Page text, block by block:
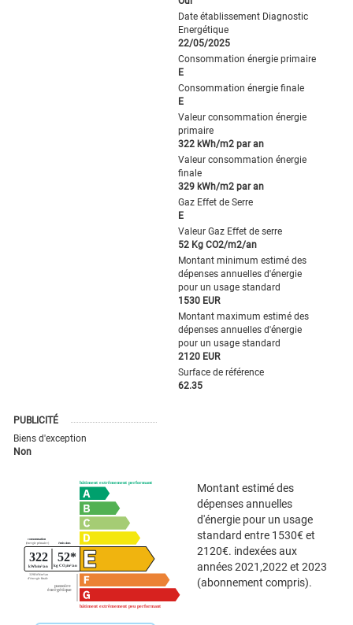
Date établissement Diagnostic
Energétique
22/05/2025
Consommation énergie primaire
E
Consommation énergie finale
E
Valeur consommation énergie
primaire
322 kWh/m2 par an
Valeur consommation énergie
finale
329 kWh/m2 par an
Gaz Effet de Serre
E
Valeur Gaz Effet de serre
52 Kg CO2/m2/an
Montant minimum estimé des
dépenses annuelles d'énergie
pour un usage standard
1530 EUR
Montant maximum estimé des
dépenses annuelles d'énergie
pour un usage standard
2120 EUR
Surface de référence
62.35
PUBLICITÉ
Biens d'exception
Non
Montant estimé des
dépenses annuelles
d'énergie pour un usage
standard entre 1530€ et
2120€. indexées aux
années 2021,2022 et 2023
(abonnement compris).